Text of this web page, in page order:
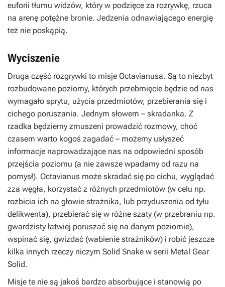
euforii tłumu widzów, który w podzięce za rozrywkę, rzuca
na arenę potężne bronie. Jedzenia odnawiającego energię
też nie poskąpią.
Wyciszenie
Druga część rozgrywki to misje Octavianusa. Są to niezbyt
rozbudowane poziomy, których przebrnięcie będzie od nas
wymagało sprytu, użycia przedmiotów, przebierania się i
cichego poruszania. Jednym słowem – skradanka. Z
rzadka będziemy zmuszeni prowadzić rozmowy, choć
czasem warto kogoś zagadać – możemy usłyszeć
informacje naprowadzające nas na odpowiedni sposób
przejścia poziomu (a nie zawsze wpadamy od razu na
pomysł). Octavianus może skradać się po cichu, wyglądać
zza węgła, korzystać z różnych przedmiotów (w celu np.
rozbicia ich na głowie strażnika, lub przyduszenia od tyłu
delikwenta), przebierać się w różne szaty (w przebraniu np.
gwardzisty łatwiej poruszać się na danym poziomie),
wspinać się, gwizdać (wabienie strażników) i robić jeszcze
kilka innych rzeczy niczym Solid Snake w serii Metal Gear
Solid.
Misje te nie są jakoś bardzo absorbujące i stanowią po